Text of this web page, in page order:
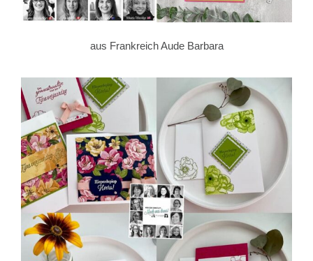
aus Frankreich Aude Barbara